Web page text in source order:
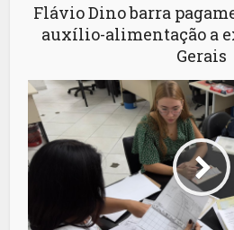
Flávio Dino barra
auxílio-alimentação a
Gerais